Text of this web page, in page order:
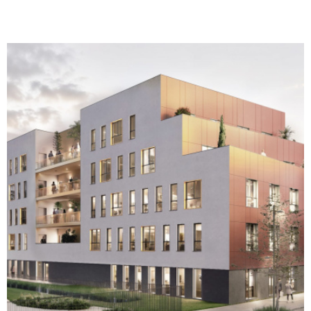
par pompe à chaleur réversible, éclairage LED, fibre optique,
vidéophonie). Plateaux livrés aménagés et prêts à cloisonner
selon vos besoins Revêtements de sol en PVC pour les lots
privatifs Plinthes électriques périphériques intégrées Éclairages
LED encastré Précâblage fibre optique et arrivée téléphonique
par colonne montante. Sanitaires équipés (WC suspendus,
vasque avec miroir et applique lumineuse). Parties communes
soignées : hall daccueil décoré, ascenseur aux normes PMR 8
personnes, local vélos, espaces verts paysagers. Parkings en
sous-sol et en extérieur sécurisés avec accès par portail
automatique. Espaces verts paysagés Certains lots bénéficient
de terrasses privatives. Les lots disponiblesDes surfaces
variées à partir de 48 m² jusqu'à plus de 500 m² (étage
complet), permettant aussi bien linstallation de cabinets
individuels que de maisons de santé pluridisciplinaires, centres
d'appels etc.... Un emplacement stratégique Quartier dynamique
et innovant dédié à la santé : ZAC Aubette Martainville Rue
Marie Curie, ROUEN. Accessibilité optimale : proximité
VOIR LE BIEN